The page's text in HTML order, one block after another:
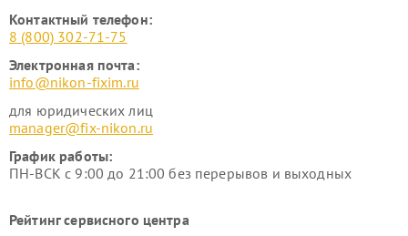
Контактный телефон:
8 (800) 302-71-75
Электронная почта:
info@nikon-fixim.ru
для юридических лиц
manager@fix-nikon.ru
График работы:
ПН-ВСК с 9:00 до 21:00 без перерывов и выходных
Рейтинг сервисного центра